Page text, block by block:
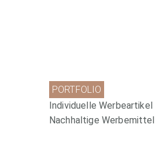
PORTFOLIO
Individuelle Werbeartikel
Nachhaltige Werbemittel